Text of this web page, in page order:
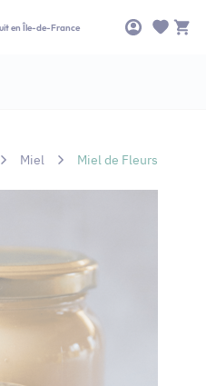
en Île-de-France
Miel Miel de Fleurs